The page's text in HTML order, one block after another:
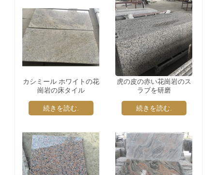
カシミール ホワイトの花
崗岩の床タイル
続きを読む.
虎の皮の赤い花崗岩のス
ラブを研磨
続きを読む.